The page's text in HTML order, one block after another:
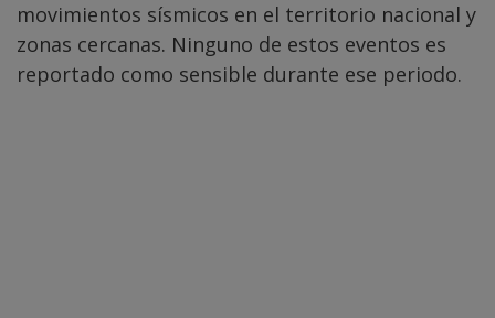
movimientos sísmicos en el territorio nacional y
zonas cercanas. Ninguno de estos eventos es
reportado como sensible durante ese periodo.